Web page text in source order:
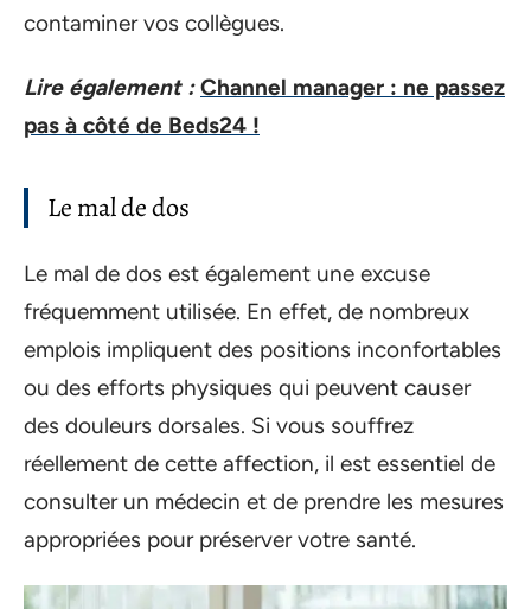
contaminer vos collègues.
Lire également : Channel manager : ne passez
pas à côté de Beds24 !
Le mal de dos
Le mal de dos est également une excuse
fréquemment utilisée. En effet, de nombreux
emplois impliquent des positions inconfortables
ou des efforts physiques qui peuvent causer
des douleurs dorsales. Si vous souffrez
réellement de cette affection, il est essentiel de
consulter un médecin et de prendre les mesures
appropriées pour préserver votre santé.